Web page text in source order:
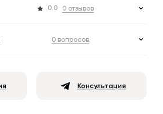
0.0 0 отзывов
0 вопросов
Консультация